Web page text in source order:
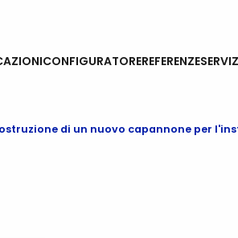
CONFIGURATOREREFERENZE
di un nuovo capannone per